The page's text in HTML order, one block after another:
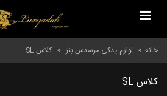
خانه > لوازم یدکی مرسدس بنز > کلاس SL
کلاس SL